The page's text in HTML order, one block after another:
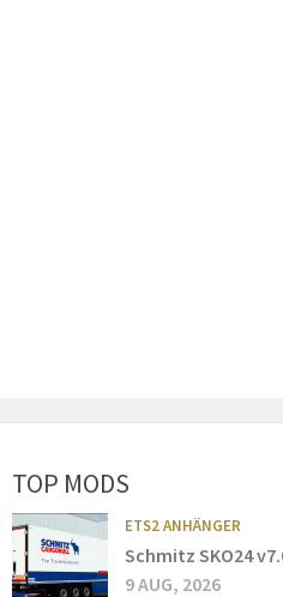
TOP MODS
ETS2 ANHÄNGER
Schmitz SKO24
9 AUG, 2026